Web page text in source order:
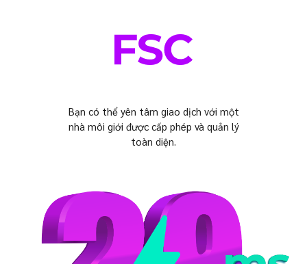
Bạn có thể yên tâm giao dịch với một
nhà môi giới được cấp phép và quản lý
toàn diện.